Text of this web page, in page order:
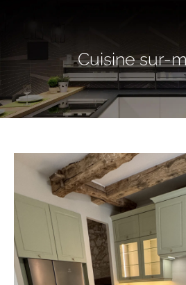
Cuisine sur-